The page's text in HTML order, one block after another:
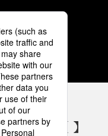
5
アカウント